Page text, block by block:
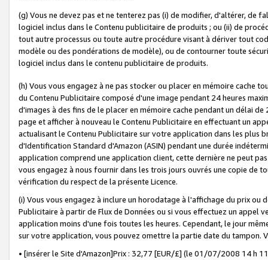
(g) Vous ne devez pas et ne tenterez pas (i) de modifier, d'altérer, de
logiciel inclus dans le Contenu publicitaire de produits ; ou (ii) de
tout autre processus ou toute autre procédure visant à dériver tout
modèle ou des pondérations de modèle), ou de contourner toute
logiciel inclus dans le contenu publicitaire de produits.
(h) Vous vous engagez à ne pas stocker ou placer en mémoire cache
du Contenu Publicitaire composé d'une image pendant 24 heures
d'images à des fins de le placer en mémoire cache pendant un délai
page et afficher à nouveau le Contenu Publicitaire en effectuant un
actualisant le Contenu Publicitaire sur votre application dans les plus
d'Identification Standard d'Amazon (ASIN) pendant une durée
application comprend une application client, cette dernière ne peut
vous engagez à nous fournir dans les trois jours ouvrés une copie de
vérification du respect de la présente Licence.
(i) Vous vous engagez à inclure un horodatage à l'affichage du prix
Publicitaire à partir de Flux de Données ou si vous effectuez un appel
application moins d'une fois toutes les heures. Cependant, le jour
sur votre application, vous pouvez omettre la partie date du tampon.
• [insérer le Site d'Amazon]Prix : 32,77 [EUR/£] (le 01/07/2008 14 h